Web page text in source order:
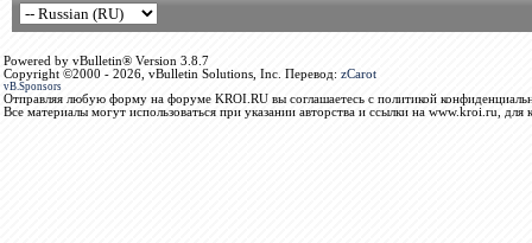
Powered by vBulletin® Version 3.8.7
Copyright ©2000 - 2026, vBulletin Solutions, Inc. Перевод: zCarot
vB.Sponsors
Отправляя любую форму на форуме KROI.RU вы соглашаетесь с политикой
Все материалы могут использоваться при указании авторства и ссылки на www.kroi.ru, для